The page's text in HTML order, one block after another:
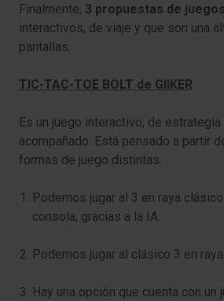
Finalmente, 3 propuestas de juegos
interactivos, de viaje y que son una
pantallas.
TIC-TAC-TOE BOLT de GIIKER
Es un juego interactivo, de
acompañado. Está pensado a partir
formas de juego distintas.
Podemos jugar al 3 en raya
consola, gracias a la IA.
Podemos jugar al clásico 3 en
Hay una opción que cuenta con un